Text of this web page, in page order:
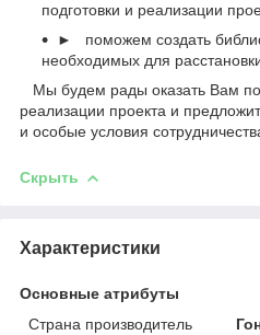
подготовки и реализации
► поможем создать
необходимых для
Мы будем рады оказать Вам
реализации проекта и
и особые условия
Скрыть
Характеристики
Основные атрибуты
Страна производитель